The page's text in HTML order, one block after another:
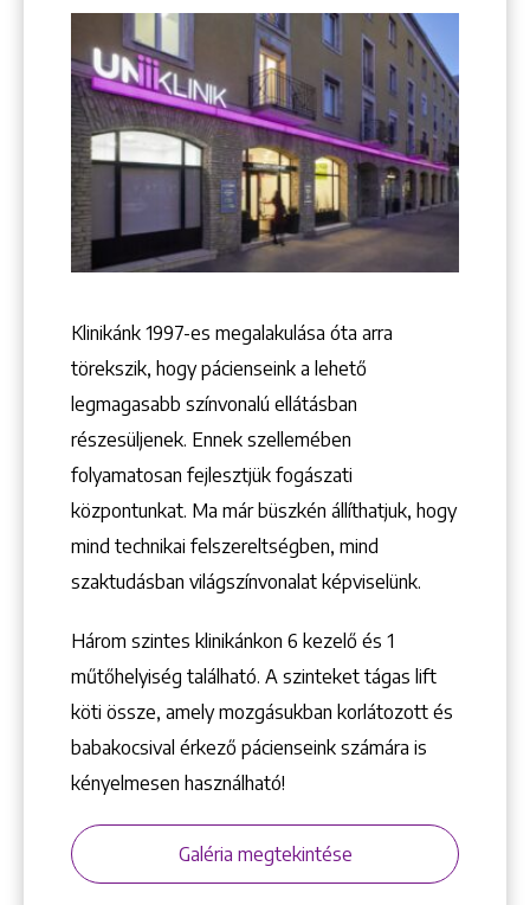
+36 1 222 7250
+36 1 222 9150
1148 Budapest, Örs vezér tere 2.
Keresés
Klinikánk 1997-­es megalakulása óta arra
törekszik, hogy pácienseink a lehető
legmagasabb színvonalú ellátásban
részesüljenek. Ennek szellemében
folyamatosan fejlesztjük fogászati
központunkat. Ma már büszkén állíthatjuk, hogy
mind technikai felszereltségben, mind
szaktudásban világszínvonalat képviselünk.
Három szintes klinikánkon 6 kezelő ­és 1
műtőhelyiség található. A szinteket tágas lift
köti össze, amely mozgásukban korlátozott és
babakocsival érkező pácienseink számára is
kényelmesen használható!
Galéria megtekintése